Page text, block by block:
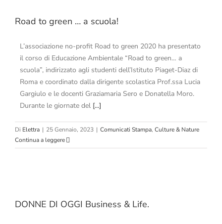
Road to green … a scuola!
L’associazione no-profit Road to green 2020 ha presentato
il corso di Educazione Ambientale “Road to green… a
scuola”, indirizzato agli studenti dell’Istituto Piaget-Diaz di
Roma e coordinato dalla dirigente scolastica Prof.ssa Lucia
Gargiulo e le docenti Graziamaria Sero e Donatella Moro.
Durante le giornate del [...]
Di Elettra | 25 Gennaio, 2023 | Comunicati Stampa, Culture & Nature
Continua a leggere
DONNE DI OGGI Business & Life.